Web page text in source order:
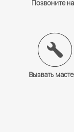
Позвоните
Вызвать